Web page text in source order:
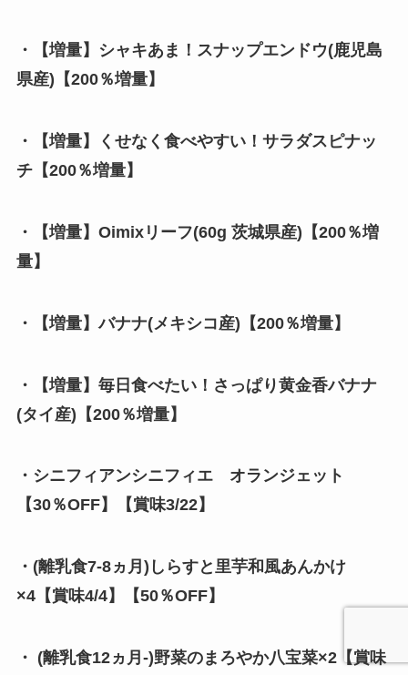
・【増量】シャキあま！スナップエンドウ(鹿児島
県産)【200％増量】
・【増量】くせなく食べやすい！サラダスピナッ
チ【200％増量】
・
【増量】Oimixリーフ(60g 茨城県産)【200％増
量】
・【増量】バナナ(メキシコ産) 【200％増量】
・
【増量】毎日食べたい！さっぱり黄金香バナナ
(タイ産)【200％増量】
・シニフィアンシニフィエ オランジェット
【30％OFF】【賞味3/22】
・(離乳食7-8ヵ月)しらすと里芋和風あんかけ
×4【賞味4/4】 【50％OFF】
・ (離乳食12ヵ月-)野菜のまろやか八宝菜×2【賞味